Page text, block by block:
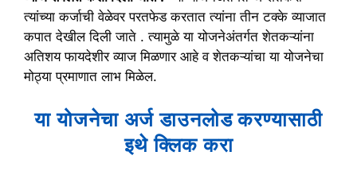
त्यांच्या कर्जाची वेळेवर परतफेड करतात त्यांना तीन टक्के व्याजात
कपात देखील दिली जाते . त्यामुळे या योजनेअंतर्गत शेतकऱ्यांना
अतिशय फायदेशीर व्याज मिळणार आहे व शेतकऱ्यांचा या योजनेचा
मोठ्या प्रमाणात लाभ मिळेल.
या योजनेचा अर्ज डाउनलोड करण्यासाठी
इथे क्लिक करा